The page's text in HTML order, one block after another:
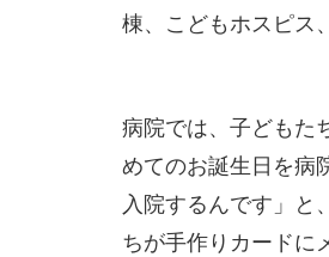
棟、こどもホスピス
病院では、子どもた
めてのお誕生日を病
入院するんです」
ちが手作りカードに